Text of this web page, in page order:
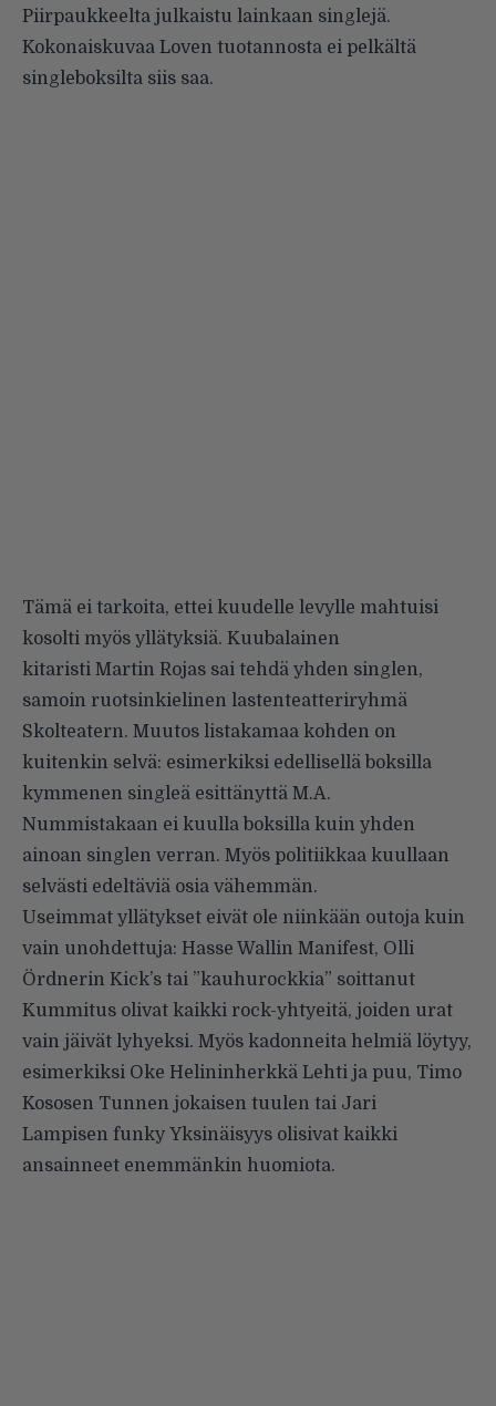
Piirpaukkeelta julkaistu lainkaan singlejä.
Kokonaiskuvaa Loven tuotannosta ei pelkältä
singleboksilta siis saa.
Tämä ei tarkoita, ettei kuudelle levylle mahtuisi
kosolti myös yllätyksiä. Kuubalainen
kitaristi Martin Rojas sai tehdä yhden singlen,
samoin ruotsinkielinen lastenteatteriryhmä
Skolteatern. Muutos listakamaa kohden on
kuitenkin selvä: esimerkiksi edellisellä boksilla
kymmenen singleä esittänyttä M.A.
Nummistakaan ei kuulla boksilla kuin yhden
ainoan singlen verran. Myös politiikkaa kuullaan
selvästi edeltäviä osia vähemmän.
Useimmat yllätykset eivät ole niinkään outoja kuin
vain unohdettuja: Hasse Wallin Manifest, Olli
Ördnerin Kick’s tai ”kauhurockkia” soittanut
Kummitus olivat kaikki rock-yhtyeitä, joiden urat
vain jäivät lyhyeksi. Myös kadonneita helmiä löytyy,
esimerkiksi Oke Helininherkkä Lehti ja puu, Timo
Kososen Tunnen jokaisen tuulen tai Jari
Lampisen funky Yksinäisyys olisivat kaikki
ansainneet enemmänkin huomiota.